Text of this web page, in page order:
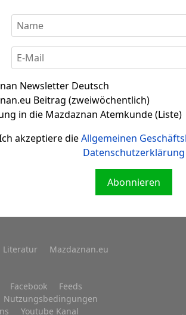
Newsletter Deutsch
Beitrag (zweiwöchentlich)
in die Mazdaznan Atemkunde (Liste)
akzeptiere dieAllgemeinen
Datenschutzerklärung
Abonnieren
Zitat 002
Literatur Mazdaznan.eu
Facebook
Feeds
Nutzungsbedingungen
Youtube Kanal